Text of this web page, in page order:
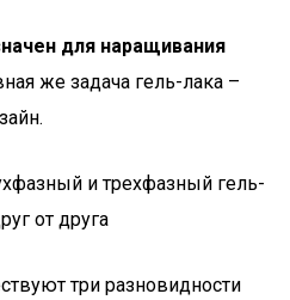
для наращивания
же задача гель-лака –
и трехфазный гель-
от друга
три разновидности